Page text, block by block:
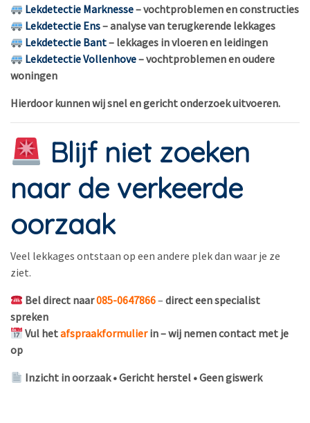
Lekdetectie Marknesse– vochtproblemen en constructies
Lekdetectie Ens– analyse van terugkerende lekkages
Lekdetectie Bant– lekkages in vloeren en leidingen
Lekdetectie Vollenhove– vochtproblemen en oudere
woningen
Hierdoor kunnen wij snel en gericht onderzoek uitvoeren.
Blijf niet zoeken
naar de verkeerde
oorzaak
Veel lekkages ontstaan op een andere plek dan waar je ze
ziet.
Bel direct naar085-0647866– direct een specialist
spreken
Vul hetafspraakformulierin – wij nemen contact met je
op
Inzicht in oorzaak • Gericht herstel • Geen giswerk